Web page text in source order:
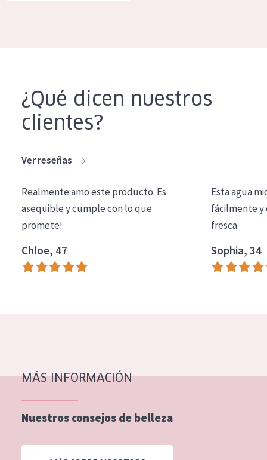
TIPO DE PIEL
Piel normal y seca
Piel madura
Piel expuesta al sol
Piel menopáusica
¿Qué dicen nuestros
clientes?
Ver reseñas
Realmente amo este producto. Es
asequible y cumple con lo que
promete!
Chloe, 47
Esta agua
fácilmente y
fresca.
Sophia, 34
MÁS INFORMACIÓN
Nuestros consejos de belleza